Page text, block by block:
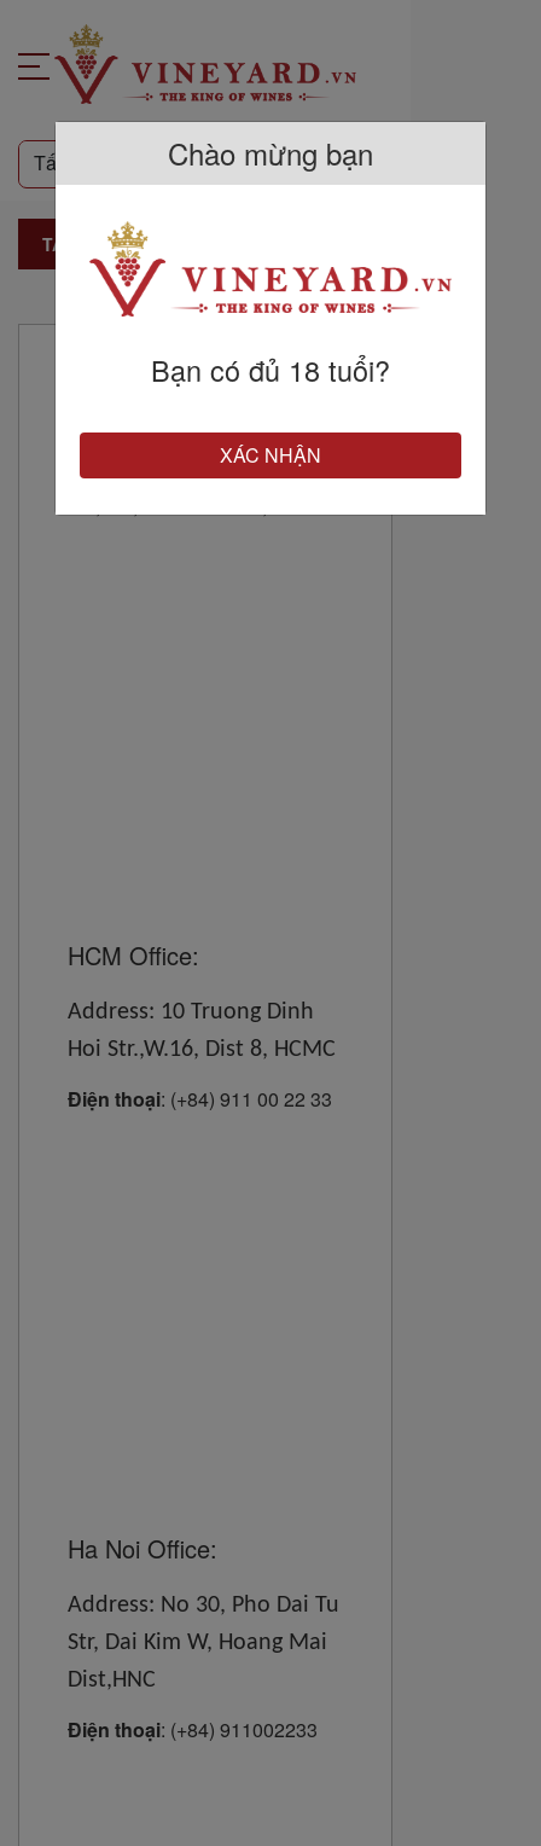
TẤT CẢ SẢN PHẨM
Địa chỉ cửa hàng
Head Office:
Address: 316 Le Van Sy
HCM Office:
Address: 10 Truong Dinh
Hoi Str.,W.16, Dist 8, HCMC
Điện thoại: (+84) 911 00 22 33
Ha Noi Office:
Address: No 30, Pho Dai Tu
Str, Dai Kim W, Hoang Mai
Dist,HNC
Điện thoại: (+84) 911002233
Chào mừng bạn
Bạn có đủ 18 tuổi?
XÁC NHẬN